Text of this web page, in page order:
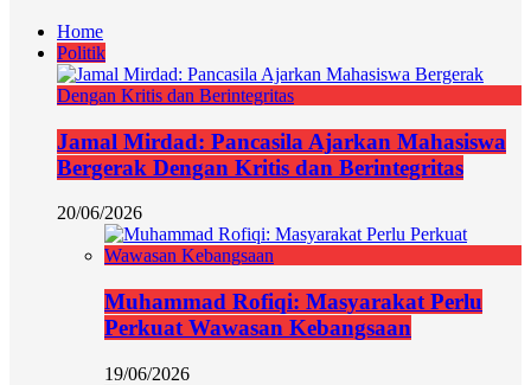
Home
Politik
Jamal Mirdad: Pancasila Ajarkan Mahasiswa
Bergerak Dengan Kritis dan Berintegritas
20/06/2026
Muhammad Rofiqi: Masyarakat Perlu
Perkuat Wawasan Kebangsaan
19/06/2026